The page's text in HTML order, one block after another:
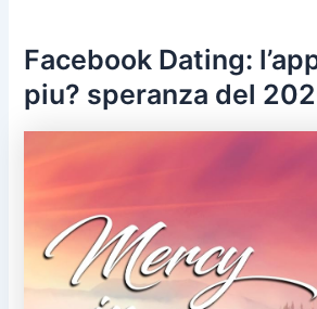
Facebook Dating:
piu? speranza del